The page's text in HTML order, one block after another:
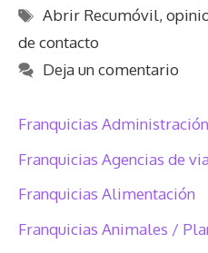
Etiquetas
Abrir Recumóvil,
de contacto
Deja un comentario
Franquicias
Franquicias Agencias de
Franquicias Alimentación
Franquicias Animales /